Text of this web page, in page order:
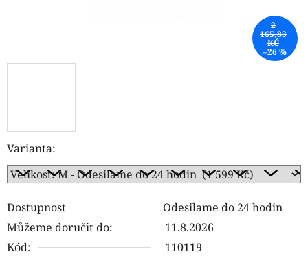
Varianta:
Dostupnost
Odesilame do 24 hodin
Můžeme doručit do:
11.8.2026
Kód:
110119
2
165,83
KČ
–26 %